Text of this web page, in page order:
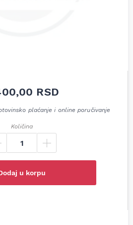
RSD
plaćanje i online poručivanje
Količina
u korpu